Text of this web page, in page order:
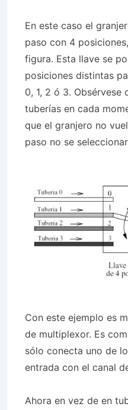
En este caso el
paso con 4
figura. Esta llave se
posiciones distintas
0, 1, 2 ó 3. Obsérvese
tuberías en cada
que el granjero no
paso no se
Con este ejemplo es
de multiplexor. Es
sólo conecta uno de
entrada con el canal
Ahora en vez de en